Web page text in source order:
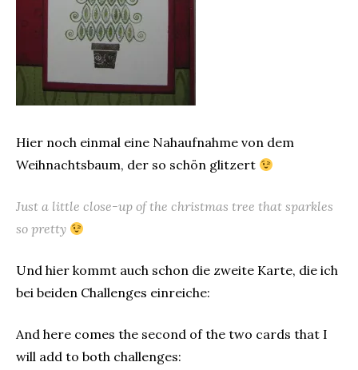
Hier noch einmal eine Nahaufnahme von dem
Weihnachtsbaum, der so schön glitzert
Just a little close-up of the christmas tree that sparkles
so pretty
Und hier kommt auch schon die zweite Karte, die ich
bei beiden Challenges einreiche:
And here comes the second of the two cards that I
will add to both challenges: